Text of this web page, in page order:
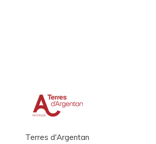
Terres d'Argentan